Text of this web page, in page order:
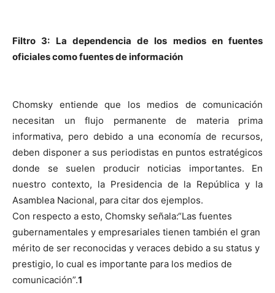
Filtro 3: La dependencia de los medios en fuentes
oficiales como fuentes de información
Chomsky entiende que los medios de comunicación
necesitan un flujo permanente de materia prima
informativa, pero debido a una economía de recursos,
deben disponer a sus periodistas en puntos estratégicos
donde se suelen producir noticias importantes. En
nuestro contexto, la Presidencia de la República y la
Asamblea Nacional, para citar dos ejemplos.
Con respecto a esto, Chomsky señala:“Las fuentes
gubernamentales y empresariales tienen también el gran
mérito de ser reconocidas y veraces debido a su status y
prestigio, lo cual es importante para los medios de
comunicación”.1